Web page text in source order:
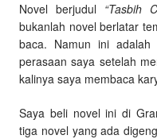
Novel berjudul “Tasbih
bukanlah novel berlatar
baca. Namun ini adalah
perasaan saya setelah
kalinya saya membaca
Saya beli novel ini di
tiga novel yang ada